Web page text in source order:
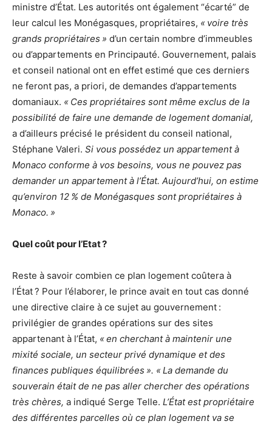
ministre d’État. Les autorités ont également “écarté” de
leur calcul les Monégasques, propriétaires, « voire très
grands propriétaires » d’un certain nombre d’immeubles
ou d’appartements en Principauté. Gouvernement, palais
et conseil national ont en effet estimé que ces derniers
ne feront pas, a priori, de demandes d’appartements
domaniaux. « Ces propriétaires sont même exclus de la
possibilité de faire une demande de logement domanial,
a d’ailleurs précisé le président du conseil national,
Stéphane Valeri. Si vous possédez un appartement à
Monaco conforme à vos besoins, vous ne pouvez pas
demander un appartement à l’État. Aujourd’hui, on estime
qu’environ 12 % de Monégasques sont propriétaires à
Monaco. »
Quel coût pour l’Etat ?
Reste à savoir combien ce plan logement coûtera à
l’État ? Pour l’élaborer, le prince avait en tout cas donné
une directive claire à ce sujet au gouvernement :
privilégier de grandes opérations sur des sites
appartenant à l’État, « en cherchant à maintenir une
mixité sociale, un secteur privé dynamique et des
finances publiques équilibrées ». « La demande du
souverain était de ne pas aller chercher des opérations
très chères, a indiqué Serge Telle. L’État est propriétaire
des différentes parcelles où ce plan logement va se